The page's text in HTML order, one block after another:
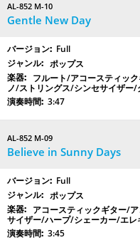
AL-852 M-10
Gentle New Day
Full
ポップス
フルート/アコースティッ
ノ/ストリングス/シンセサイザー
3:47
AL-852 M-09
Believe in Sunny Days
Full
ポップス
アコースティックギター/
サイザー/ハープ/シェーカー/エ
3:45